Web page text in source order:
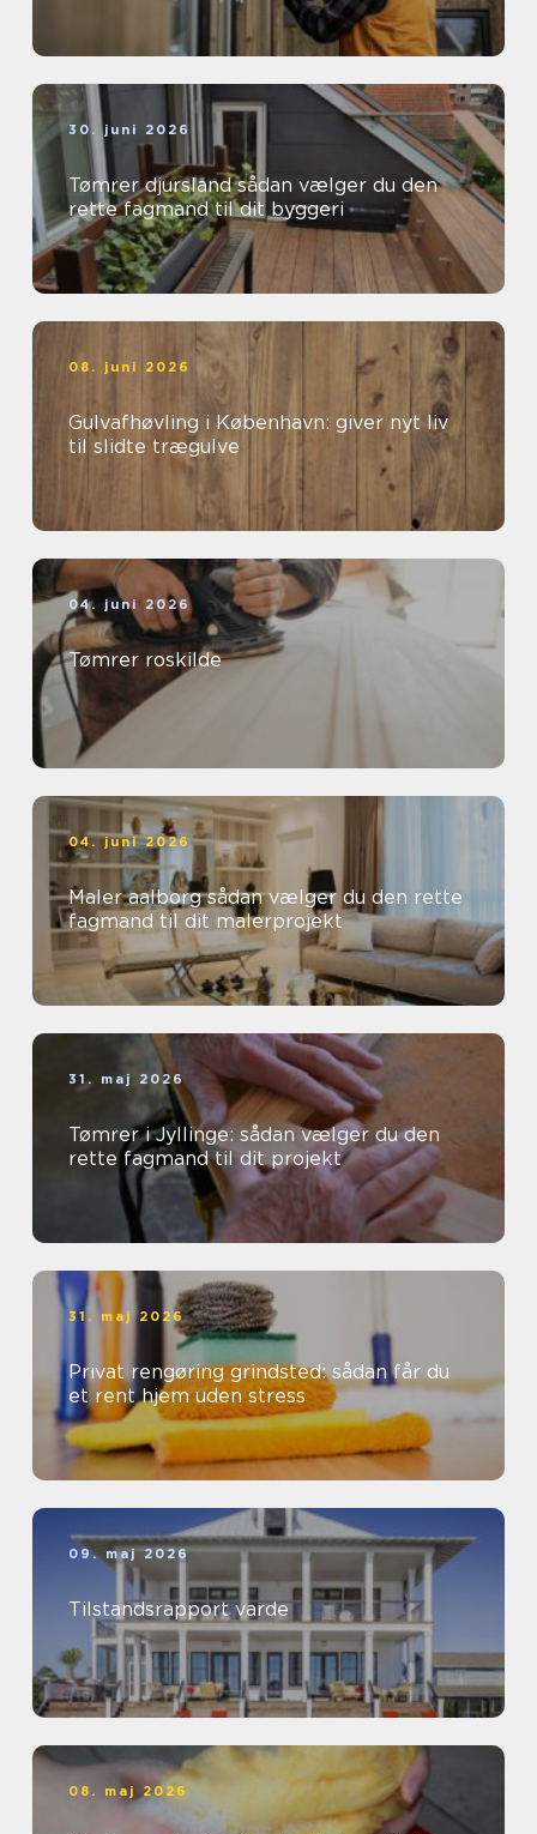
30. juni 2026
Tømrer djursland sådan vælger du den
rette fagmand til dit byggeri
08. juni 2026
Gulvafhøvling i København: giver nyt liv
til slidte trægulve
04. juni 2026
Tømrer roskilde
04. juni 2026
Maler aalborg sådan vælger du den rette
fagmand til dit malerprojekt
31. maj 2026
Tømrer i Jyllinge: sådan vælger du den
rette fagmand til dit projekt
31. maj 2026
Privat rengøring grindsted: sådan får du
et rent hjem uden stress
09. maj 2026
Tilstandsrapport varde
08. maj 2026